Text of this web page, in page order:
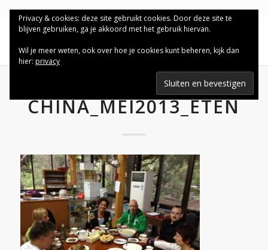
CHINA_MEI2013_ETEN
Privacy & cookies: deze site gebruikt cookies. Door deze site te
blijven gebruiken, ga je akkoord met het gebruik hiervan.
Wil je meer weten, ook over hoe je cookies kunt beheren, kijk dan
hier: privacy